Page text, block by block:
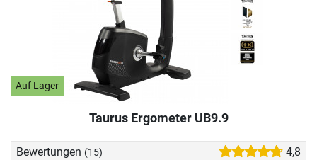
Auf Lager
Taurus Ergometer UB9.9
Bewertungen (15) 4,8